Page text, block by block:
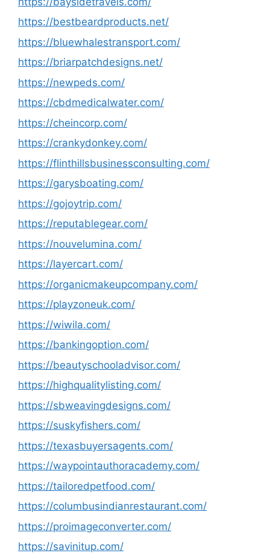
https://bestbeardproducts.net/
https://bluewhalestransport.com/
https://briarpatchdesigns.net/
https://newpeds.com/
https://cbdmedicalwater.com/
https://cheincorp.com/
https://crankydonkey.com/
https://flinthillsbusinessconsulting.com/
https://garysboating.com/
https://gojoytrip.com/
https://reputablegear.com/
https://nouvelumina.com/
https://layercart.com/
https://organicmakeupcompany.com/
https://playzoneuk.com/
https://wiwila.com/
https://bankingoption.com/
https://beautyschooladvisor.com/
https://highqualitylisting.com/
https://sbweavingdesigns.com/
https://suskyfishers.com/
https://texasbuyersagents.com/
https://waypointauthoracademy.com/
https://tailoredpetfood.com/
https://columbusindianrestaurant.com/
https://proimageconverter.com/
https://savinitup.com/